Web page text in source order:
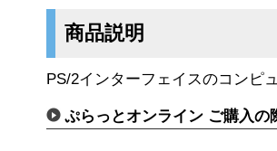
商品説明
PS/2インターフェイスのコンピ
ぷらっとオンライン ご購入の